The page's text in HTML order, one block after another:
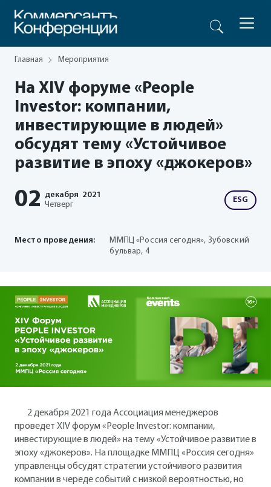
Главная Мероприятия
На XIV форуме «People
Investor: компании,
инвестирующие в людей»
обсудят тему «Устойчивое
развитие в эпоху «джокеров»
02 декабря 2021
Четверг
ESG
Место проведения:
ММПЦ «Россия сегодня», Зубовский
бульвар, 4
2 декабря 2021 года Ассоциация менеджеров
проведет XIV форум «People Investor: компании,
инвестирующие в людей» на тему «Устойчивое развитие в
эпоху «джокеров». На площадке ММПЦ «Россия сегодня»
управленцы обсудят стратегии устойчивого развития
компании в череде событий с низкой вероятностью, но